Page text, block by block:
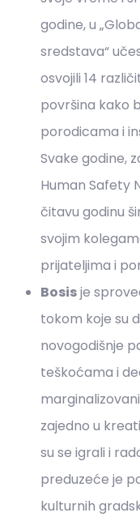
godine, u
sredstava“
osvojili 14
površina kako
porodicama i
Svake godine,
Human Safety
čitavu godinu
svojim
prijateljima i
Bosisje
tokom koje su
novogodišnje
teškoćama i
zajedno u
su se igrali i
preduzeće je
kulturnih